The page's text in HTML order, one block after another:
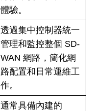
體驗。​​​​​​​
透過集中控制器統一
管理和監控整個 SD-
WAN 網路，簡化網
路配置和日常運維工
作。​​​​​​​
通常具備內建的